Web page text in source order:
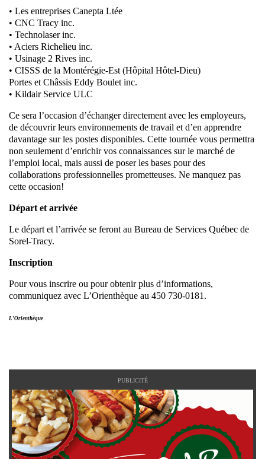
• Les entreprises Canepta Ltée
• CNC Tracy inc.
• Technolaser inc.
• Aciers Richelieu inc.
• Usinage 2 Rives inc.
• CISSS de la Montérégie-Est (Hôpital Hôtel-Dieu)
Portes et Châssis Eddy Boulet inc.
• Kildair Service ULC
Ce sera l’occasion d’échanger directement avec les employeurs,
de découvrir leurs environnements de travail et d’en apprendre
davantage sur les postes disponibles. Cette tournée vous permettra
non seulement d’enrichir vos connaissances sur le marché de
l’emploi local, mais aussi de poser les bases pour des
collaborations professionnelles prometteuses. Ne manquez pas
cette occasion!
Départ et arrivée
Le départ et l’arrivée se feront au Bureau de Services Québec de
Sorel-Tracy.
Inscription
Pour vous inscrire ou pour obtenir plus d’informations,
communiquez avec L’Orienthèque au 450 730-0181.
L’Orienthèque
PUBLICITÉ